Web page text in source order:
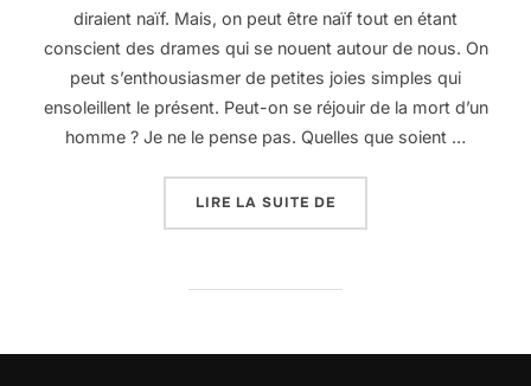
diraient naïf. Mais, on peut être naïf tout en étant
conscient des drames qui se nouent autour de nous. On
peut s’enthousiasmer de petites joies simples qui
ensoleillent le présent. Peut-on se réjouir de la mort d’un
homme ? Je ne le pense pas. Quelles que soient …
LIRE LA SUITE DE